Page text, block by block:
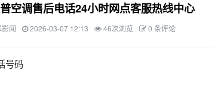
空调售后电话24小时网点客服热线中心
闻 2026-03-07 12:13 46次浏览 0 条评论
号码